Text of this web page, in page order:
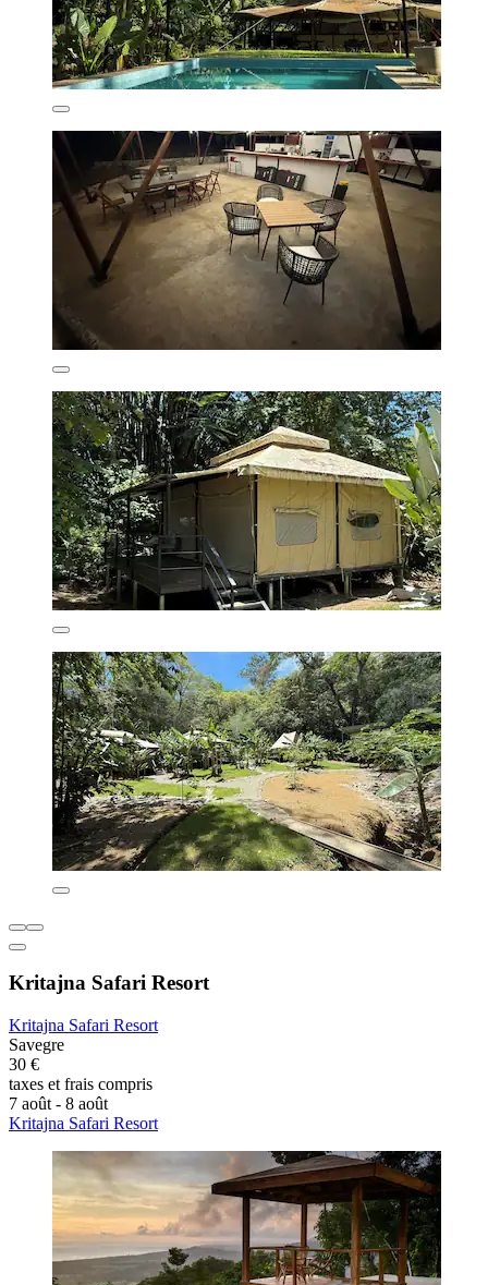
Kritajna Safari Resort
Kritajna Safari Resort
Savegre
30 €
taxes et frais compris
7 août - 8 août
Kritajna Safari Resort